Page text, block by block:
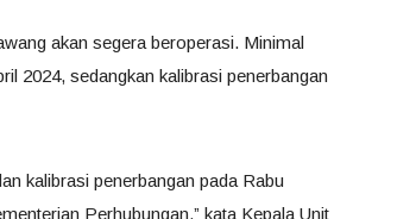
akan segera beroperasi. Minimal
2024, sedangkan kalibrasi penerbangan
kalibrasi penerbangan pada Rabu
Perhubungan,” kata Kepala Unit